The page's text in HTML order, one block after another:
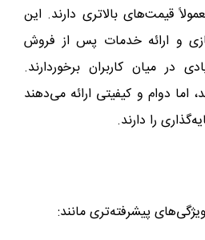
قیمت‌های بالاتری دارند. این
و ارائه خدمات پس از فروش
در میان کاربران برخوردارند.
اما دوام و کیفیتی ارائه می‌دهند
را دارند.
پیشرفته‌تری مانند: